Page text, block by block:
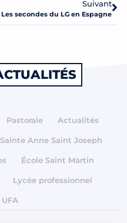
Suivant
Les secondes du LG en Espagne
Pastorale Actualités
Anne Saint Joseph
École Saint Martin
Lycée professionnel
UFA